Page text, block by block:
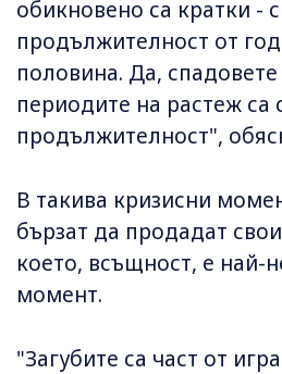
обикновено са кратки - с
продължителност от
половина. Да,
периодите на растеж са
продължителност",
В такива кризисни
бързат да продадат
което, всъщност, е най-
момент.
"Загубите са част от